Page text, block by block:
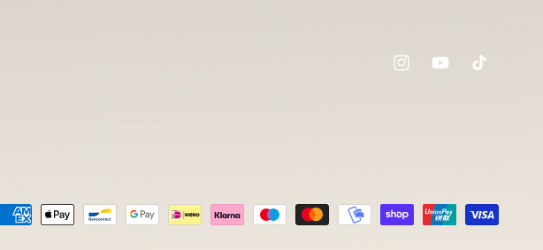
InstagramYouTube TikTok
Formas